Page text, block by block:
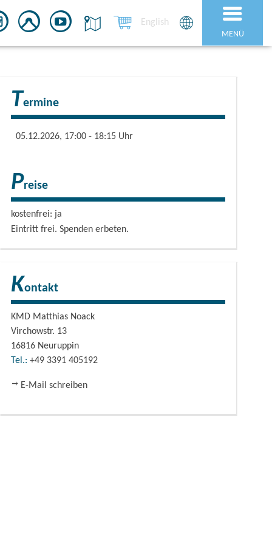
MENÜ
English
Termine
05.12.2026, 17:00 - 18:15 Uhr
Preise
kostenfrei: ja
Eintritt frei. Spenden erbeten.
Kontakt
KMD Matthias Noack
Virchowstr. 13
16816 Neuruppin
Tel.:+49 3391 405192
E-Mail schreiben